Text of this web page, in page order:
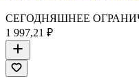
СЕГОДНЯШНЕЕ
1 997,21 ₽